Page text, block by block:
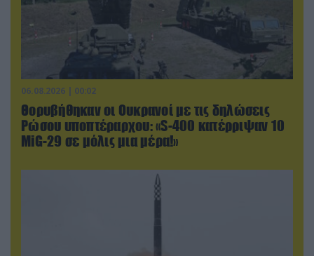
06.08.2026 | 00:02
Θορυβήθηκαν οι Ουκρανοί με τις δηλώσεις
Ρώσου υποπτέραρχου: «S-400 κατέρριψαν 10
MiG-29 σε μόλις μια μέρα!»